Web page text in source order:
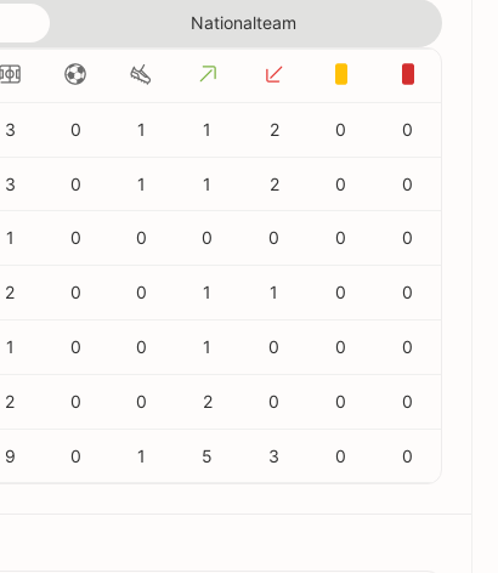
Nationalteam
3 0 1 1 2 0 0
3 0 1 1 2 0 0
1 0 0 0 0 0 0
2 0 0 1 1 0 0
1 0 0 1 0 0 0
2 0 0 2 0 0 0
9 0 1 5 3 0 0